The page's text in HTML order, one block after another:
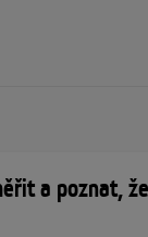
a poznat,